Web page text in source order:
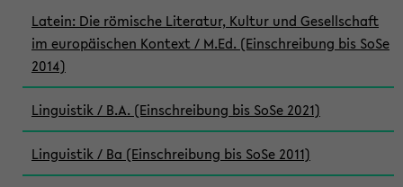
Latein: Die römische Literatur, Kultur und Gesellschaft
im europäischen Kontext / M.Ed. (Einschreibung bis SoSe
2014)
Linguistik / B.A. (Einschreibung bis SoSe 2021)
Linguistik / Ba (Einschreibung bis SoSe 2011)